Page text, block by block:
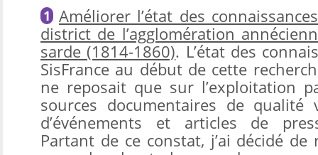
Améliorer l’état des
district de l’agglomération
sarde (1814-1860). L’état des
SisFrance au début de cette
ne reposait que sur l’exploitation
sources documentaires de qualité
d’événements et articles de
Partant de ce constat, j’ai décidé